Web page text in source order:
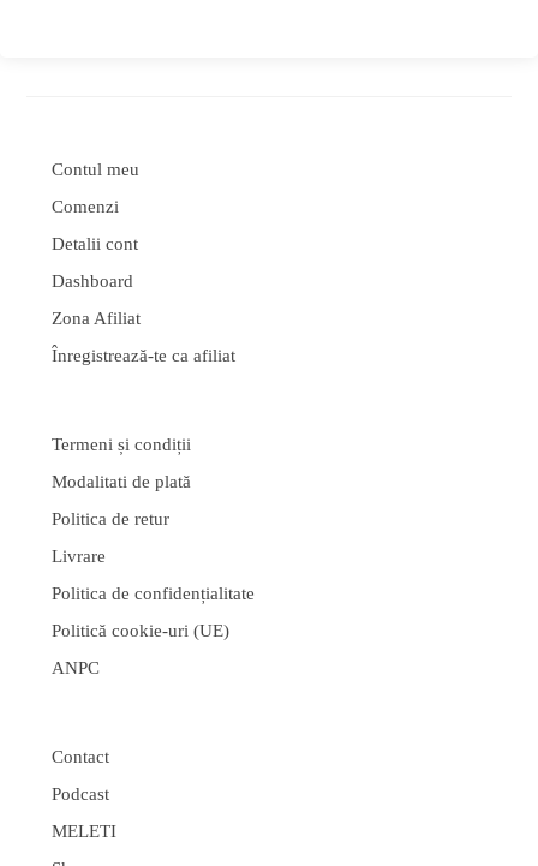
Contul meu
Comenzi
Detalii cont
Dashboard
Zona Afiliat
Înregistrează-te ca afiliat
Termeni și condiții
Modalitati de plată
Politica de retur
Livrare
Politica de confidențialitate
Politică cookie-uri (UE)
ANPC
Contact
Podcast
MELETI